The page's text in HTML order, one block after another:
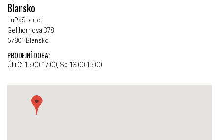
Blansko
LuPaS s.r.o.
Gellhornova 378
67801 Blansko
PRODEJNÍ DOBA:
Út+Čt 15:00-17:00, So 13:00-15:00